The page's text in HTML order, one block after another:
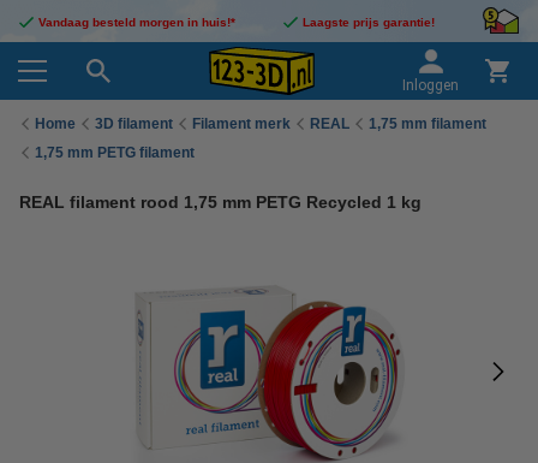
Vandaag besteld morgen in huis!* Laagste prijs garantie!
Inloggen
Home 3D filament Filament merk REAL
1,75 mm filament
1,75 mm PETG filament
REAL filament rood 1,75 mm PETG Recycled 1 kg